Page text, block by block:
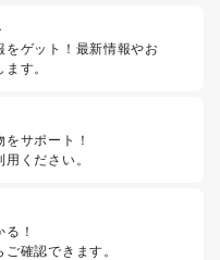
をゲット！最新情報やお
す。
サポート！
ください。
！
確認できます。